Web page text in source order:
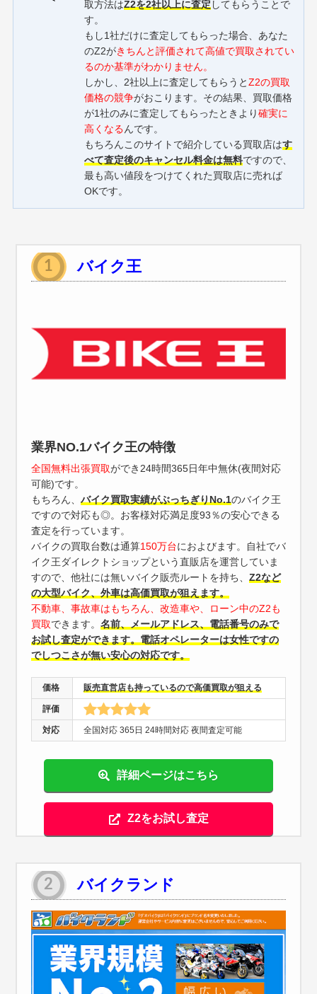
取方法はZ2を2社以上に査定してもらうことで
す。
もし1社だけに査定してもらった場合、あなた
のZ2がきちんと評価されて高値で買取されてい
るのか基準がわかりません。
しかし、2社以上に査定してもらうとZ2の買取
価格の競争がおこります。その結果、買取価格
が1社のみに査定してもらったときより確実に
高くなるんです。
もちろんこのサイトで紹介している買取店はす
べて査定後のキャンセル料金は無料ですので、
最も高い値段をつけてくれた買取店に売れば
OKです。
バイク王
業界NO.1バイク王の特徴
全国無料出張買取ができ24時間365日年中無休(夜間対応
可能)です。
もちろん、 バイク買取実績がぶっちぎりNo.1のバイク王
ですので対応も◎。お客様対応満足度93％の安心できる
査定を行っています。
バイクの買取台数は通算150万台におよびます。自社でバ
イク王ダイレクトショップという直販店を運営していま
すので、他社には無いバイク販売ルートを持ち、 Z2など
の大型バイク、外車は高価買取が狙えます。
不動車、事故車はもちろん、改造車や、ローン中のZ2も
買取できます。 名前、メールアドレス、電話番号のみで
お試し査定ができます。電話オペレーターは女性ですの
でしつこさが無い安心の対応です。
価格 販売直営店も持っているので高価買取が狙える
評価
対応 全国対応 365日 24時間対応 夜間査定可能
詳細ページはこちら
Z2をお試し査定
バイクランド